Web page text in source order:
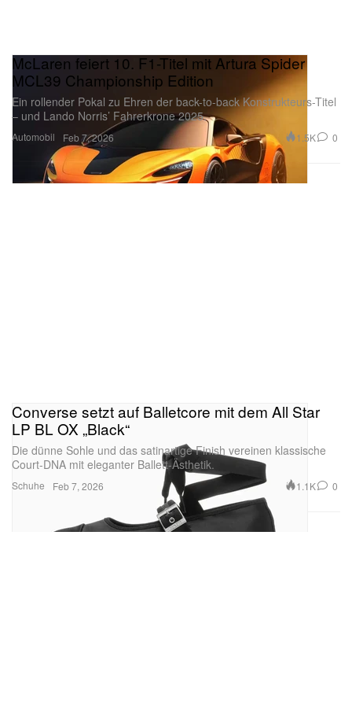
Automobil
McLaren feiert 10. F1-Titel mit Artura Spider
MCL39 Championship Edition
Ein rollender Pokal zu Ehren der back-to-back Konstrukteurs-Titel
– und Lando Norris’ Fahrerkrone 2025.
Feb 7, 2026 1.5K 0
Schuhe
Converse setzt auf Balletcore mit dem All Star
LP BL OX „Black“
Die dünne Sohle und das satinartige Finish vereinen klassische
Court-DNA mit eleganter Ballett-Ästhetik.
Feb 7, 2026 1.1K 0